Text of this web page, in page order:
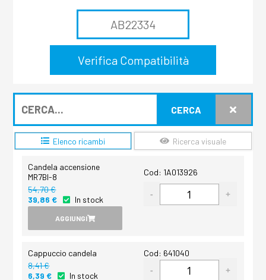
CERCA
Elenco ricambi Ricerca visuale
Candela accensione
MR7BI-8
Cod: 1A013926
54,70 €
39,86 €
In stock
AGGIUNGI
Cappuccio candela
Cod: 641040
8,41 €
6,39 €
In stock